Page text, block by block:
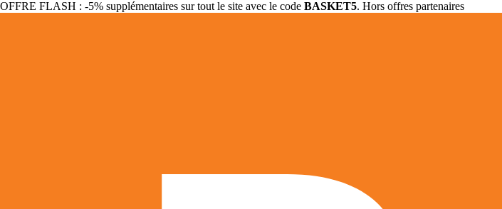
OFFRE FLASH : -5% supplémentaires sur tout le site avec le code BASKET5. Hors offres partenaires